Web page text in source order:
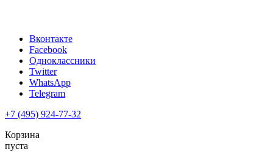
Вконтакте
Facebook
Одноклассники
Twitter
WhatsApp
Telegram
+7 (495) 924-77-32
Корзина
пуста